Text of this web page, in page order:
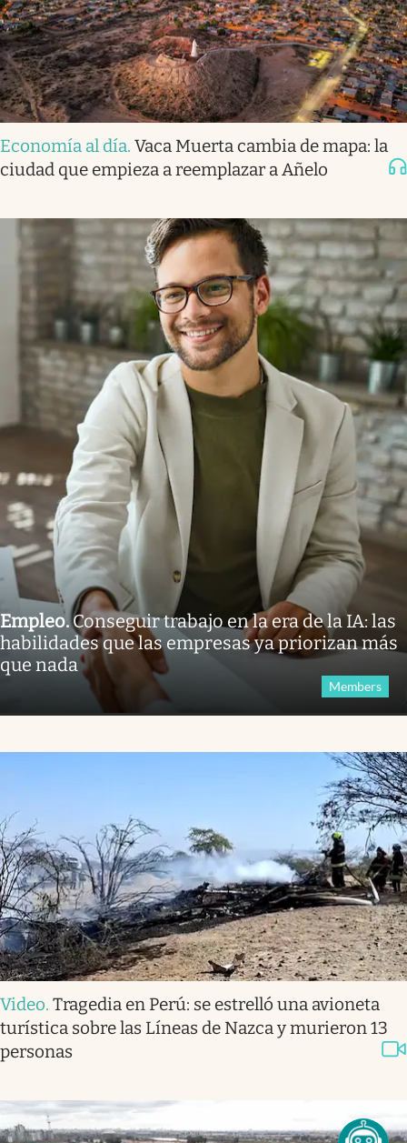
Economía al día. Vaca Muerta cambia de mapa: la
ciudad que empieza a reemplazar a Añelo
Empleo.Conseguir trabajo en la era de la IA: las
habilidades que las empresas ya priorizan más
que nada
Members
Video. Tragedia en Perú: se estrelló una avioneta
turística sobre las Líneas de Nazca y murieron 13
personas